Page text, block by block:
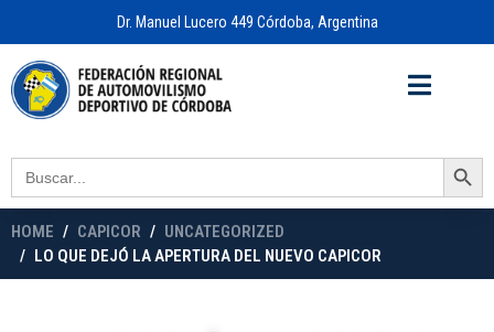
Dr. Manuel Lucero 449 Córdoba, Argentina
Search
for:
Search Button
HOME CAPICOR
UNCATEGORIZED
LO QUE DEJÓ LA APERTURA DEL NUEVO CAPICOR